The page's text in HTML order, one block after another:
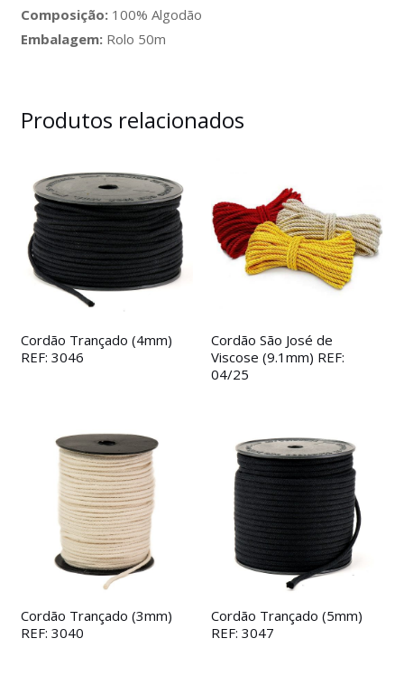
Composição: 100% Algodão
Embalagem: Rolo 50m
Produtos relacionados
Cordão Trançado (4mm)
REF: 3046
Cordão São José de
Viscose (9.1mm) REF:
04/25
Cordão Trançado (3mm)
REF: 3040
Cordão Trançado (5mm)
REF: 3047